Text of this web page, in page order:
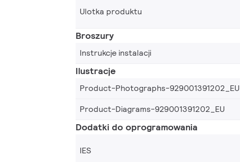
Ulotka produktu
Broszury
Instrukcje instalacji
Ilustracje
Product-Photographs-929001391202_EU
Product-Diagrams-929001391202_EU
Dodatki do oprogramowania
IES